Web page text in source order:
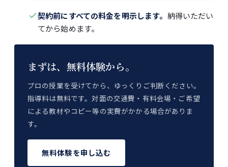
契約前にすべての料金を明示します。 納得いただい
てから始めます。
まずは、無料体験から。
プロの授業を受けてから、ゆっくりご判断ください。
指導料は無料です。対面の交通費・有料会場・ご希望
による教材やコピー等の実費がかかる場合がありま
す。
無料体験を申し込む